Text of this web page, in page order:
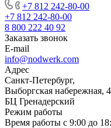
+7 812 242-80-00
+7 812 242-80-00
8 800 222 40 92
Заказать звонок
E-mail
info@nodwerk.com
Адрес
Санкт-Петербург,
Выборгская набережная,
БЦ Гренадерский
Режим работы
Время работы с 9:00 до